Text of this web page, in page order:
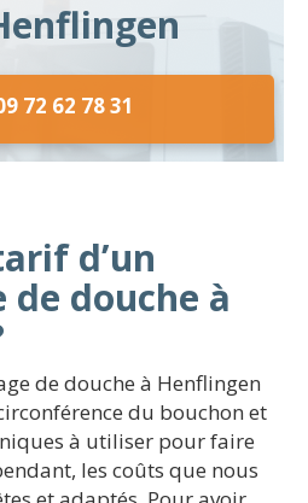
72 62 78 31
d’un
de douche à
de douche à Henflingen
du bouchon et
à utiliser pour faire
les coûts que nous